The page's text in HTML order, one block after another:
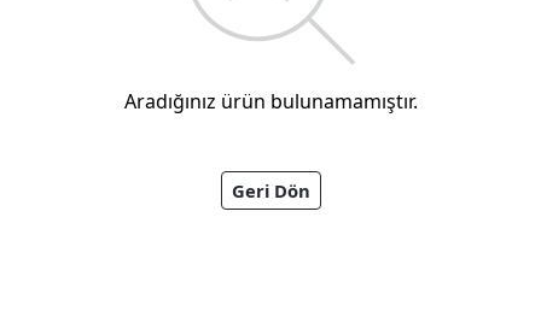
Aradığınız ürün bulunamamıştır.
Geri Dön